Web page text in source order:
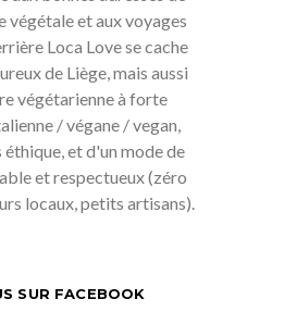
végétale et aux voyages
Loca Love se cache
de Liège, mais aussi
végétarienne à forte
/ végane / vegan,
et d'un mode de
et respectueux (zéro
locaux, petits artisans).
SUR FACEBOOK